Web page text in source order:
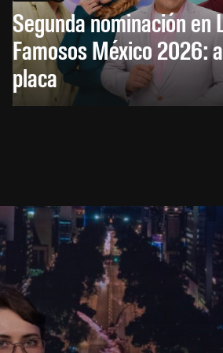
Segunda nominación en
Famosos México 2026:
placa